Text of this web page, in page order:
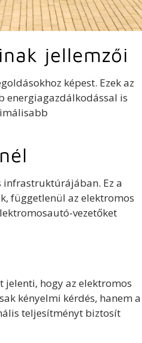
jellemzői
képest. Ezek az
energiagazdálkodással is
infrastruktúrájában. Ez a
függetlenül az elektromos
vezetőket
jelenti, hogy az elektromos
kényelmi kérdés, hanem a
teljesítményt biztosít